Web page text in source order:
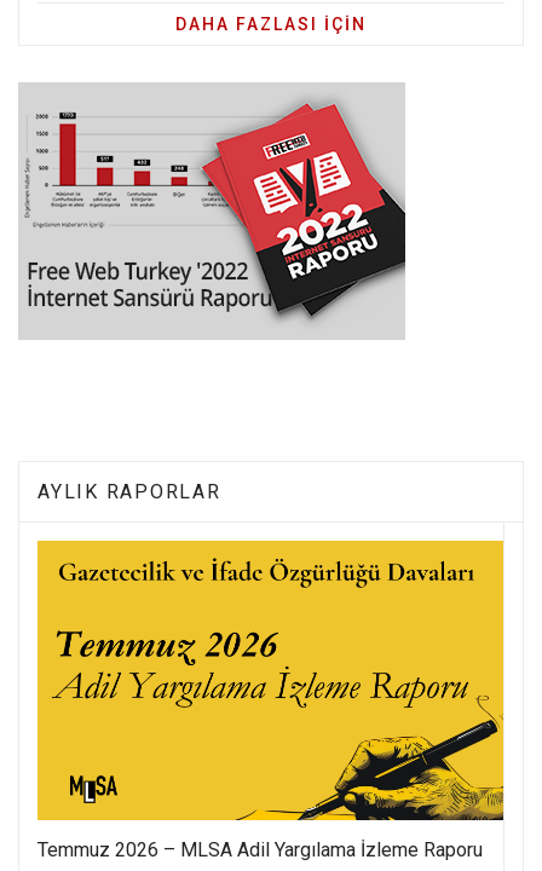
DAHA FAZLASI IÇIN
AYLIK RAPORLAR
Temmuz 2026 – MLSA Adil Yargılama İzleme Raporu